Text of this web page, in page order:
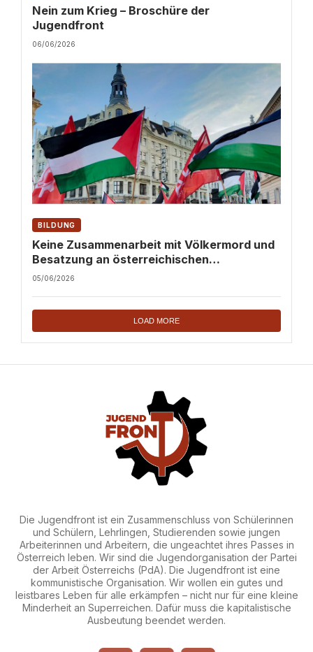
Nein zum Krieg – Broschüre der
Jugendfront
06/06/2026
BILDUNG
Keine Zusammenarbeit mit Völkermord und
Besatzung an österreichischen
Hochschulen!
05/06/2026
LOAD MORE
Die Jugendfront ist ein Zusammenschluss von Schülerinnen
und Schülern, Lehrlingen, Studierenden sowie jungen
Arbeiterinnen und Arbeitern, die ungeachtet ihres Passes in
Österreich leben. Wir sind die Jugendorganisation der Partei
der Arbeit Österreichs (PdA). Die Jugendfront ist eine
kommunistische Organisation. Wir wollen ein gutes und
leistbares Leben für alle erkämpfen – nicht nur für eine kleine
Minderheit an Superreichen. Dafür muss die kapitalistische
Ausbeutung beendet werden.